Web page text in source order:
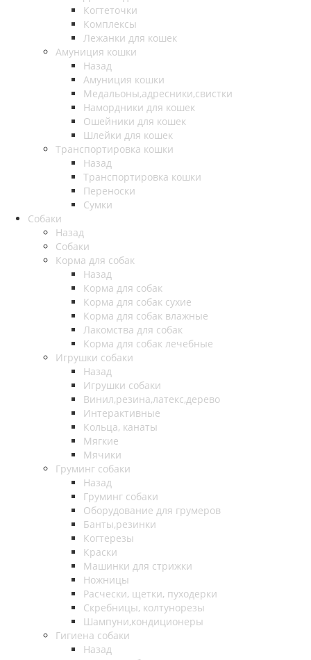
Когтеточки
Комплексы
Лежанки для кошек
Амуниция кошки
Назад
Амуниция кошки
Медальоны,адресники,свистки
Намордники для кошек
Ошейники для кошек
Шлейки для кошек
Транспортировка кошки
Назад
Транспортировка кошки
Переноски
Сумки
Собаки
Назад
Собаки
Корма для собак
Назад
Корма для собак
Корма для собак сухие
Корма для собак влажные
Лакомства для собак
Корма для собак лечебные
Игрушки собаки
Назад
Игрушки собаки
Винил,резина,латекс,дерево
Интерактивные
Кольца, канаты
Мягкие
Мячики
Груминг собаки
Назад
Груминг собаки
Оборудование для грумеров
Банты,резинки
Когтерезы
Краски
Машинки для стрижки
Ножницы
Расчески, щетки, пуходерки
Скребницы, колтунорезы
Шампуни,кондиционеры
Гигиена собаки
Назад